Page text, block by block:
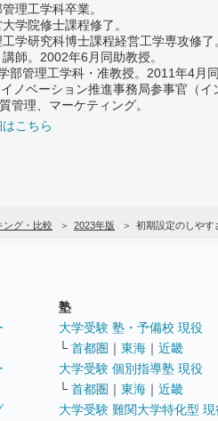
理工学科卒業。
学院修士課程修了。
学研究科博士課程経営工学専攻修了
師。2002年6月同助教授。
部管理工学科・准教授。2011年4月
ノベーション推進事務局参事官（
管理、マーケティング。
こちら
ング・比較 2023年版 初期設定のしやす
塾
大学受験 塾・予備校 現役
└ 首都圏 ｜ 東海 ｜ 近畿
大学受験 個別指導塾 現役
└ 首都圏 ｜ 東海 ｜ 近畿
大学受験 難関大学特化型 現